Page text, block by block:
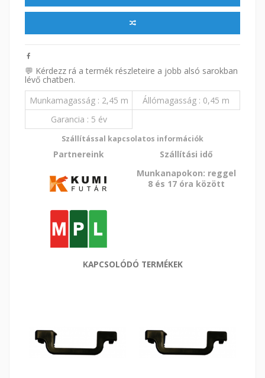
💬 Kérdezz rá a termék részleteire a jobb alsó sarokban
lévő chatben.
Munkamagasság
2,45 m Állómagasság
0,45 m
Garancia
5 év
Szállítással kapcsolatos információk
Partnereink
Szállítási idő
Munkanapokon: reggel
8 és 17 óra között
KAPCSOLÓDÓ TERMÉKEK